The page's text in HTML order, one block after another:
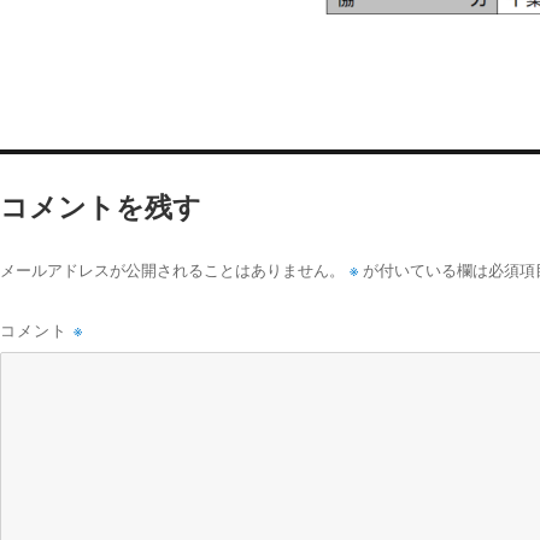
コメントを残す
メールアドレスが公開されることはありません。 ※ が付いている欄は必須項
コメント ※